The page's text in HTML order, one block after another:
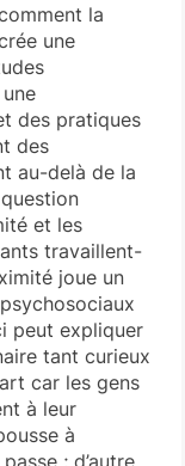
la
une
des pratiques
des
au-delà de la
et les
travaillent-
joue un
peut expliquer
tant curieux
car les gens
à leur
à
; d’autre